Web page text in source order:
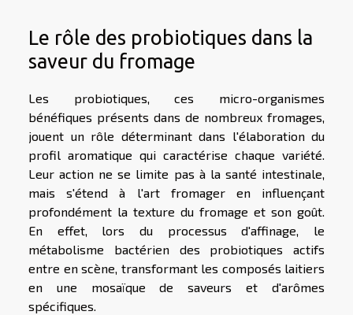
Le rôle des probiotiques dans la
saveur du fromage
Les probiotiques, ces micro-organismes
bénéfiques présents dans de nombreux fromages,
jouent un rôle déterminant dans l'élaboration du
profil aromatique qui caractérise chaque variété.
Leur action ne se limite pas à la santé intestinale,
mais s'étend à l'art fromager en influençant
profondément la texture du fromage et son goût.
En effet, lors du processus d'affinage, le
métabolisme bactérien des probiotiques actifs
entre en scène, transformant les composés laitiers
en une mosaïque de saveurs et d'arômes
spécifiques.